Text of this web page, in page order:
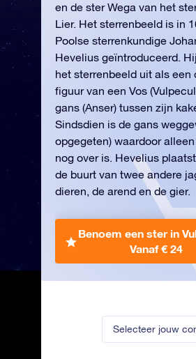
Selecteer jouw
en de ster Wega van het
Lier. Het sterrenbeeld is in
Poolse sterrenkundige
Hevelius geïntroduceerd.
het sterrenbeeld uit als een
figuur van een Vos
gans (Anser) tussen zijn
Sindsdien is de gans
opgegeten) waardoor
nog over is. Hevelius
de buurt van twee andere
dieren, de arend en de gier.
Benoem een ster in
Vanaf € 24